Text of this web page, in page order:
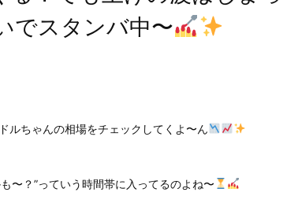
でスタンバ中〜
ルちゃんの相場をチェックしてくよ〜ん
〜？”っていう時間帯に入ってるのよね〜